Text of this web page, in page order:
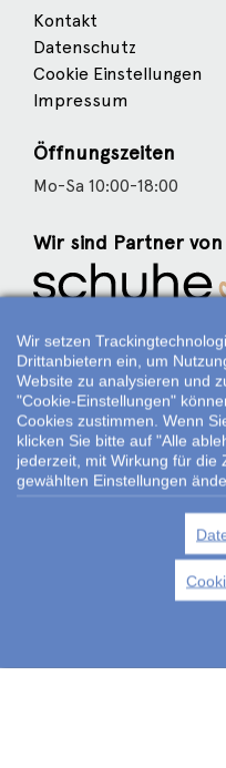
Kontakt
Datenschutz
Cookie Einstellungen
Impressum
Öffnungszeiten
Mo-Sa 10:00-18:00
Wir sind Partner von
Weitere Partner
Folgen Sie uns:
*Alle Preisangaben gelten
Bei Preisen, die mit "UVP"
unverbindliche
Wir setzen
Drittanbietern ein, um
Website zu analysieren und
"Cookie-Einstellungen"
Cookies zustimmen. Wenn
klicken Sie bitte auf "Alle
jederzeit, mit Wirkung für die
gewählten Einstellungen